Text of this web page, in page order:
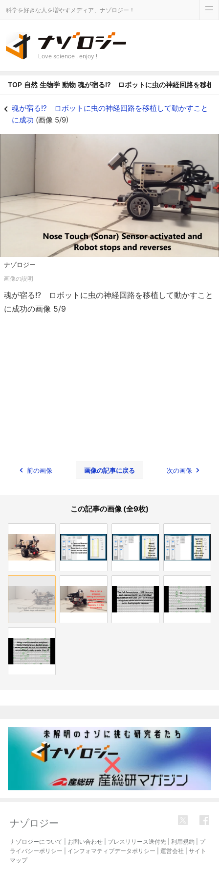
科学を好きな人を増やすメディア、ナゾロジー！
Love science , enjoy !
TOP 自然 生物学 動物 魂が宿る!? ロボットに虫の神経回路を移植
魂が宿る!? ロボットに虫の神経回路を移植して動かすこと
に成功 (画像 5/9)
ナゾロジー
魂が宿る!? ロボットに虫の神経回路を移植して動かすこと
に成功の画像 5/9
前の画像 画像の記事に戻る 次の画像
この記事の画像 (全9枚)
ナゾロジー
ナゾロジーについて お問い合わせ プレスリリース送付先 利用規約
プ
ライバシーポリシー
インフォマティブデータポリシー 運営会社
サイト
マップ